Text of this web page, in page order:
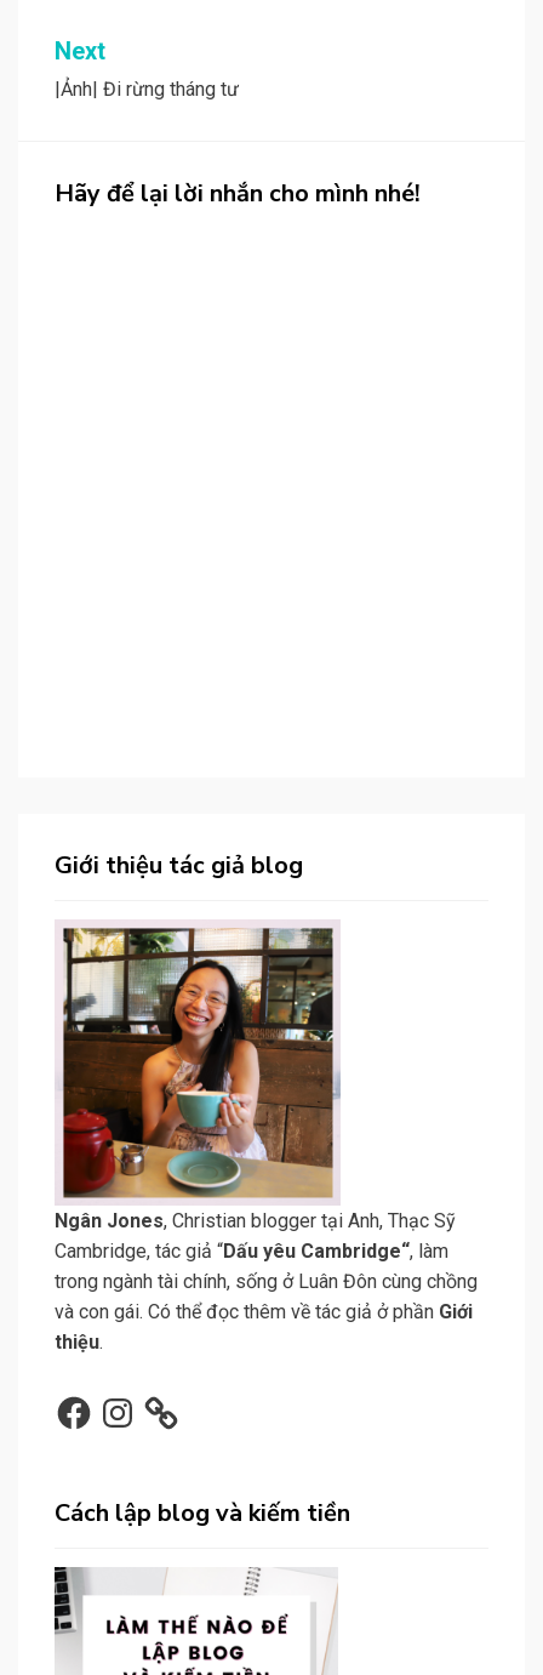
Next
|Ảnh| Đi rừng tháng tư
Hãy để lại lời nhắn cho mình nhé!
Giới thiệu tác giả blog
Ngân Jones, Christian blogger tại Anh, Thạc Sỹ
Cambridge, tác giả “Dấu yêu Cambridge“, làm
trong ngành tài chính, sống ở Luân Đôn cùng chồng
và con gái. Có thể đọc thêm về tác giả ở phần Giới
thiệu.
FacebookInstagram
Cách lập blog và kiếm tiền